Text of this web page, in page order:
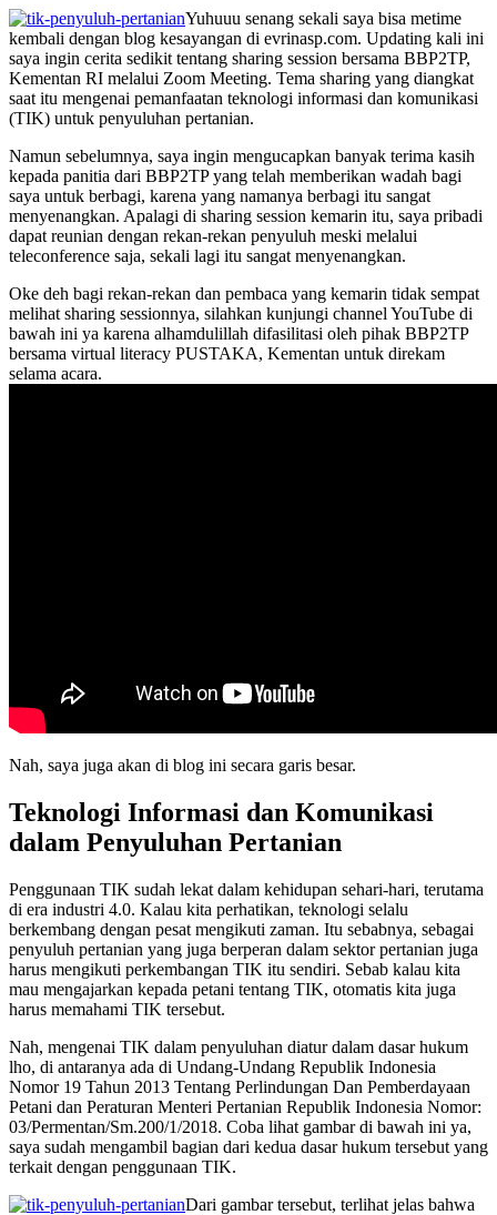
Yuhuuu senang sekali saya bisa metime
kembali dengan blog kesayangan di evrinasp.com. Updating kali ini
saya ingin cerita sedikit tentang sharing session bersama BBP2TP,
Kementan RI melalui Zoom Meeting. Tema sharing yang diangkat
saat itu mengenai pemanfaatan teknologi informasi dan komunikasi
(TIK) untuk penyuluhan pertanian.
Namun sebelumnya, saya ingin mengucapkan banyak terima kasih
kepada panitia dari BBP2TP yang telah memberikan wadah bagi
saya untuk berbagi, karena yang namanya berbagi itu sangat
menyenangkan. Apalagi di sharing session kemarin itu, saya pribadi
dapat reunian dengan rekan-rekan penyuluh meski melalui
teleconference saja, sekali lagi itu sangat menyenangkan.
Oke deh bagi rekan-rekan dan pembaca yang kemarin tidak sempat
melihat sharing sessionnya, silahkan kunjungi channel YouTube di
bawah ini ya karena alhamdulillah difasilitasi oleh pihak BBP2TP
bersama virtual literacy PUSTAKA, Kementan untuk direkam
selama acara.
Nah, saya juga akan di blog ini secara garis besar.
Teknologi Informasi dan Komunikasi
dalam Penyuluhan Pertanian
Penggunaan TIK sudah lekat dalam kehidupan sehari-hari, terutama
di era industri 4.0. Kalau kita perhatikan, teknologi selalu
berkembang dengan pesat mengikuti zaman. Itu sebabnya, sebagai
penyuluh pertanian yang juga berperan dalam sektor pertanian juga
harus mengikuti perkembangan TIK itu sendiri. Sebab kalau kita
mau mengajarkan kepada petani tentang TIK, otomatis kita juga
harus memahami TIK tersebut.
Nah, mengenai TIK dalam penyuluhan diatur dalam dasar hukum
lho, di antaranya ada di Undang-Undang Republik Indonesia
Nomor 19 Tahun 2013 Tentang Perlindungan Dan Pemberdayaan
Petani dan Peraturan Menteri Pertanian Republik Indonesia Nomor:
03/Permentan/Sm.200/1/2018. Coba lihat gambar di bawah ini ya,
saya sudah mengambil bagian dari kedua dasar hukum tersebut yang
terkait dengan penggunaan TIK.
Dari gambar tersebut, terlihat jelas bahwa